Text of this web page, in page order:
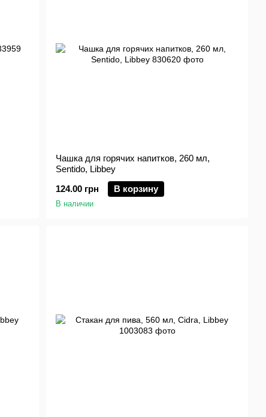
Чашка для горячих напитков, 260 мл,
Sentido, Libbey
124.00 грн
В корзину
В наличии